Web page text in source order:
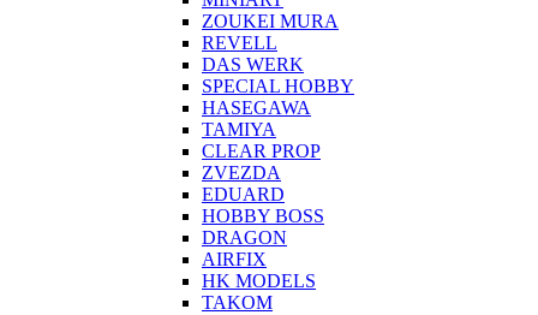
ZOUKEI MURA
REVELL
DAS WERK
SPECIAL HOBBY
HASEGAWA
TAMIYA
CLEAR PROP
ZVEZDA
EDUARD
HOBBY BOSS
DRAGON
AIRFIX
HK MODELS
TAKOM